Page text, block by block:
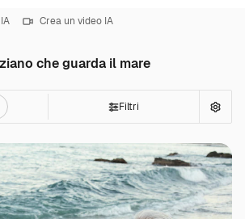
Crea un video IA
che guarda il mare
Filtri